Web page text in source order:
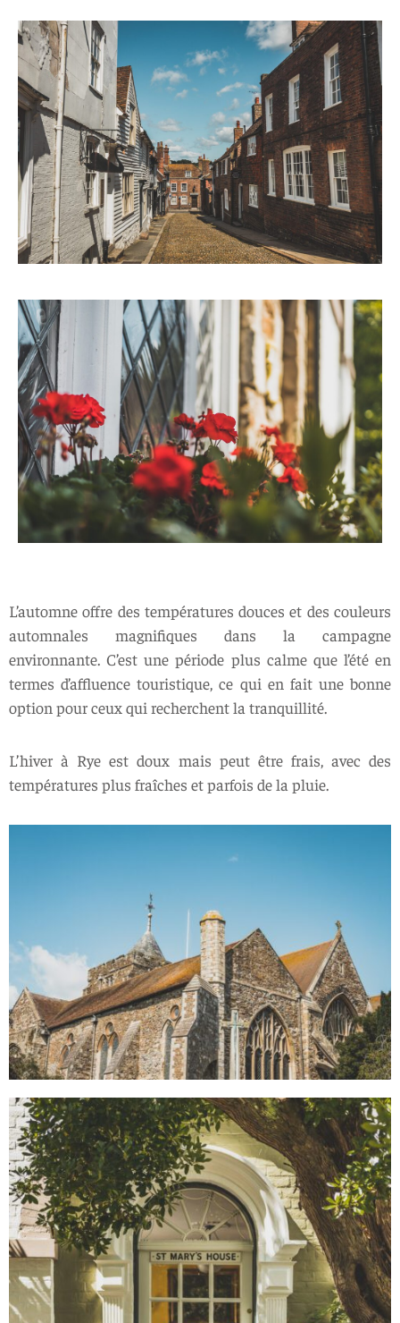
L’automne offre des températures douces et des couleurs
automnales magnifiques dans la campagne
environnante. C’est une période plus calme que l’été en
termes d’affluence touristique, ce qui en fait une bonne
option pour ceux qui recherchent la tranquillité.
L’hiver à Rye est doux mais peut être frais, avec des
températures plus fraîches et parfois de la pluie.